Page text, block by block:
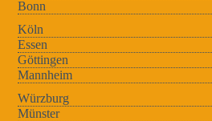
Bonn
Köln
Essen
Göttingen
Mannheim
Würzburg
Münster